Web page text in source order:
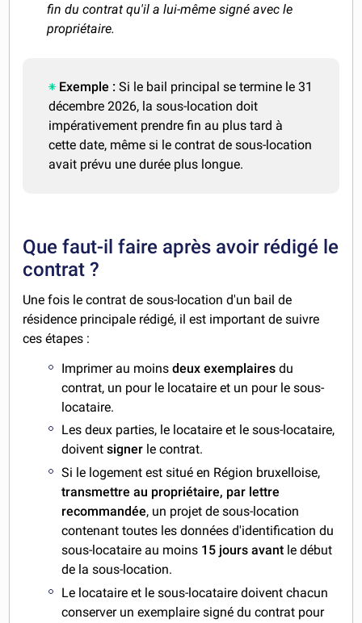
fin du contrat qu'il a lui-même signé avec le
propriétaire.
Exemple : Si le bail principal se termine le 31
décembre 2026, la sous-location doit
impérativement prendre fin au plus tard à
cette date, même si le contrat de sous-location
avait prévu une durée plus longue.
Que faut-il faire après avoir rédigé le
contrat ?
Une fois le contrat de sous-location d'un bail de
résidence principale rédigé, il est important de suivre
ces étapes :
Imprimer au moinsdeux exemplaires du
contrat, un pour le locataire et un pour le sous-
locataire.
Les deux parties, le locataire et le sous-locataire,
doiventsigner le contrat.
Si le logement est situé en Région bruxelloise,
transmettre au propriétaire, par lettre
recommandée, un projet de sous-location
contenant toutes les données d'identification du
sous-locataire au moins 15 jours avant le début
de la sous-location.
Le locataire et le sous-locataire doivent chacun
conserver un exemplaire signé du contrat pour